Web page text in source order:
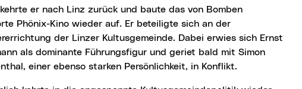
Phönix-Kino wieder auf. Er beteiligte sich an der
der Linzer Kultusgemeinde. Dabei erwies sich Ernst
als dominante Führungsfigur und geriet bald mit Simon
einer ebenso starken Persönlichkeit, in Konflikt.